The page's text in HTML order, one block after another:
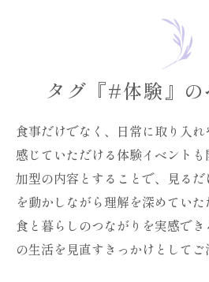
タグ『#体験』
食事だけでなく、日常に取り入
感じていただける体験イベント
加型の内容とすることで、見る
を動かしながら理解を深めていた
食と暮らしのつながりを実感で
の生活を見直すきっかけとしてご